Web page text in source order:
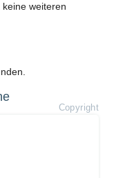
weiteren
Copyright